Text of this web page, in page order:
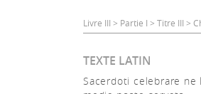
ConnexionLivre III > Partie I > Titre III >
TEXTE LATIN
Sacerdoti celebrare